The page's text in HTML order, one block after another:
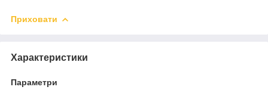
Приховати
Характеристики
Параметри